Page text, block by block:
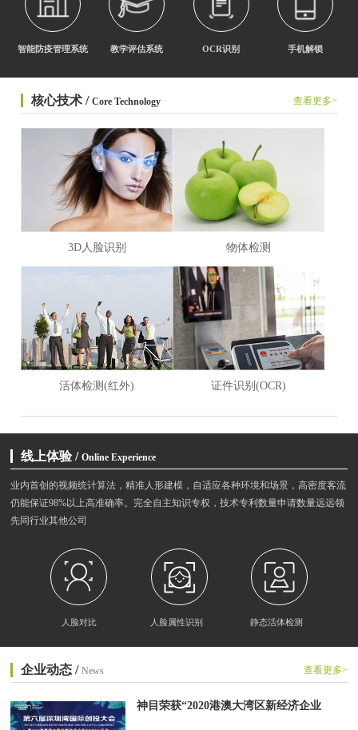
智能防疫管理系统 教学评估系统 OCR识别 手机解锁
核心技术 / Core Technology 查看更多>
3D人脸识别 物体检测
活体检测(红外) 证件识别(OCR)
线上体验 / Online Experience
业内首创的视频统计算法，精准人形建模，自适应各种环境和场景，高密度客流
仍能保证98%以上高准确率。完全自主知识专权，技术专利数量申请数量远远领
先同行业其他公司
人脸对比 人脸属性识别 静态活体检测
企业动态 / News 查看更多>
神目荣获“2020港澳大湾区新经济企业